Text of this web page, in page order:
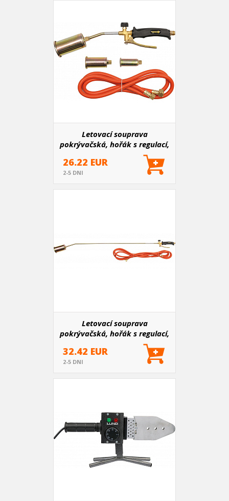
Letovací souprava
pokrývačská, hořák s regulací,
hadice, 2x výměnný nástavec
26.22 EUR
2-5 DNI
Letovací souprava
pokrývačská, hořák s regulací,
32.42 EUR
2-5 DNI